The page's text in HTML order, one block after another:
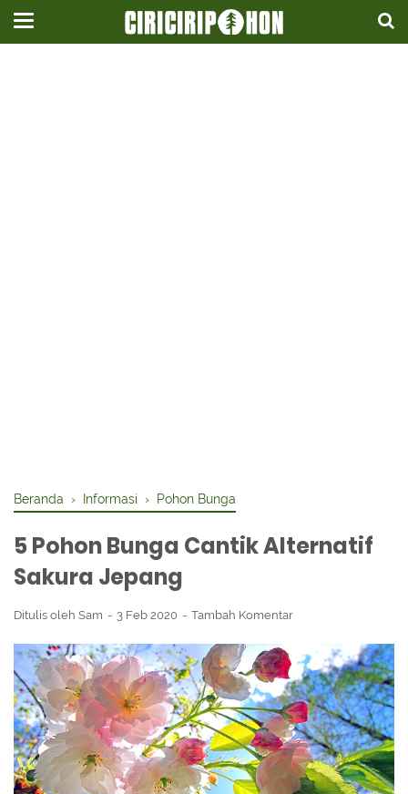
Beranda › Informasi › Pohon Bunga
5 Pohon Bunga Cantik Alternatif
Sakura Jepang
Ditulis oleh Sam 3 Feb 2020 Tambah Komentar